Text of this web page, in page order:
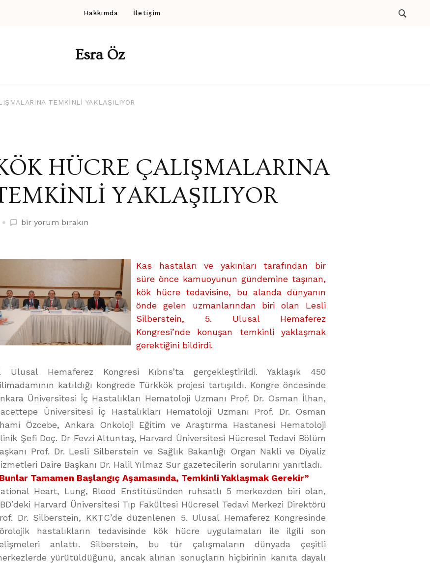
Hakkımda İletişim
Esra Öz
TEMKİNLİ YAKLAŞILIYOR
HÜCRE ÇALIŞMALARINA
YAKLAŞILIYOR
KÖK
TEMKİNLİ
bir yorum bırakın
Kas hastaları ve yakınları tarafından bir
süre önce kamuoyunun gündemine taşınan,
kök hücre tedavisine, bu alanda dünyanın
önde gelen uzmanlarından biri olan Lesli
Silberstein, 5. Ulusal Hemaferez
Kongresi’nde konuşan temkinli yaklaşmak
gerektiğini bildirdi.
Ulusal Hemaferez Kongresi Kıbrıs’ta gerçekleştirildi. Yaklaşık 450
katıldığı kongrede Türkkök projesi tartışıldı. Kongre öncesinde
Üniversitesi İç Hastalıkları Hematoloji Uzmanı Prof. Dr. Osman İlhan,
Üniversitesi İç Hastalıkları Hematoloji Uzmanı Prof. Dr. Osman
Özcebe, Ankara Onkoloji Eğitim ve Araştırma Hastanesi Hematoloji
Şefi Doç. Dr Fevzi Altuntaş, Harvard Üniversitesi Hücresel Tedavi Bölüm
Prof. Dr. Lesli Silberstein ve Sağlık Bakanlığı Organ Nakli ve Diyaliz
Daire Başkanı Dr. Halil Yılmaz Sur gazetecilerin sorularını yanıtladı.
Tamamen Başlangıç Aşamasında, Temkinli Yaklaşmak Gerekir”
Heart, Lung, Blood Enstitüsünden ruhsatlı 5 merkezden biri olan,
Harvard Üniversitesi Tıp Fakültesi Hücresel Tedavi Merkezi Direktörü
Dr. Silberstein, KKTC’de düzenlenen 5. Ulusal Hemaferez Kongresinde
hastalıkların tedavisinde kök hücre uygulamaları ile ilgili son
anlattı. Silberstein, bu tür çalışmaların dünyada çeşitli
yürütüldüğünü, ancak alınan sonuçların hiçbirinin kanıta dayalı